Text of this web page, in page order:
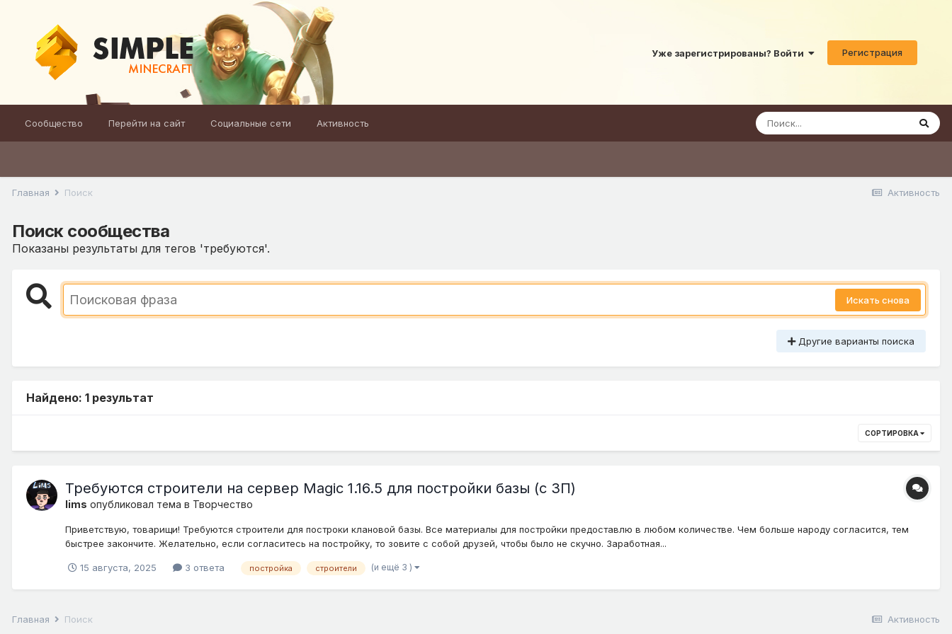
Уже зарегистрированы? Войти Регистрация
Сообщество Перейти на сайт Социальные сети Активность
Активность
Главная Поиск
Поиск сообщества
Показаны результаты для тегов 'требуются'.
Искать снова
Другие варианты поиска
Найдено: 1 результат
СОРТИРОВКА
Требуются строители на сервер Magic 1.16.5 для постройки базы (c ЗП)
lims опубликовал тема в Творчество
Приветствую, товарищи! Требуются строители для построки клановой базы. Все материалы для постройки предоставлю в любом количестве. Чем больше народу согласится, тем
быстрее закончите. Желательно, если согласитесь на постройку, то зовите с собой друзей, чтобы было не скучно. Заработная...
15 августа, 2025 3 ответа постройка строители (и ещё 3 )
Активность
Главная Поиск